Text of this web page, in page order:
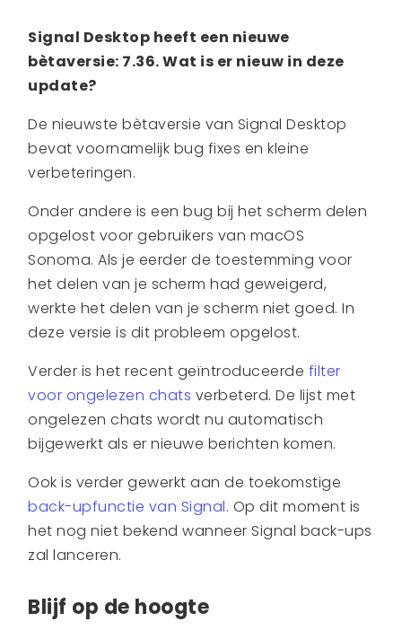
Signal Desktop heeft een nieuwe
bètaversie: 7.36. Wat is er nieuw in deze
update?
De nieuwste bètaversie van Signal Desktop
bevat voornamelijk bug fixes en kleine
verbeteringen.
Onder andere is een bug bij het scherm delen
opgelost voor gebruikers van macOS
Sonoma. Als je eerder de toestemming voor
het delen van je scherm had geweigerd,
werkte het delen van je scherm niet goed. In
deze versie is dit probleem opgelost.
Verder is het recent geïntroduceerde filter
voor ongelezen chats verbeterd. De lijst met
ongelezen chats wordt nu automatisch
bijgewerkt als er nieuwe berichten komen.
Ook is verder gewerkt aan de toekomstige
back-upfunctie van Signal. Op dit moment is
het nog niet bekend wanneer Signal back-ups
zal lanceren.
Blijf op de hoogte